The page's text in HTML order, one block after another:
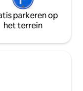
parkeren op
het terrein